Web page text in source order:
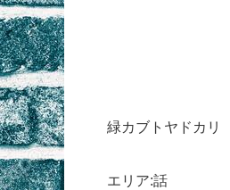
緑カブトヤドカリ
エリア:話